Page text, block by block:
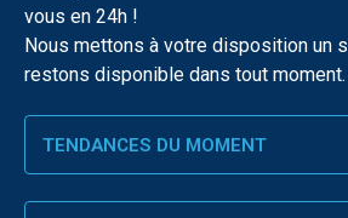
vous en 24h !
Nous mettons à votre disposition un
restons disponible dans tout moment.
TENDANCES DU MOMENT